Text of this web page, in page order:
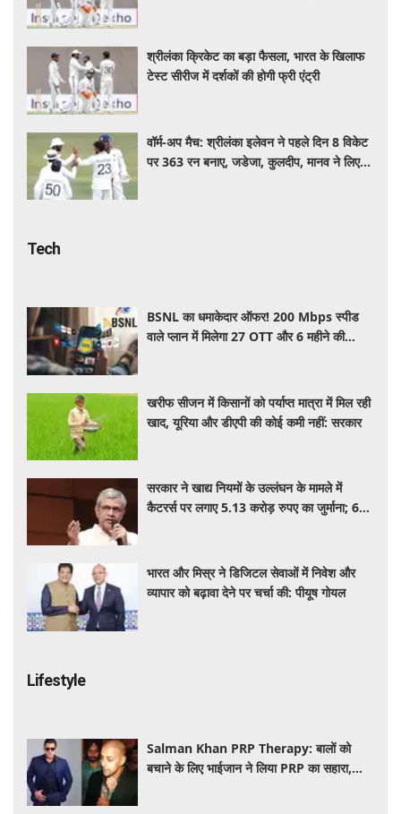
श्रीलंका क्रिकेट का बड़ा फैसला, भारत के खिलाफ
टेस्ट सीरीज में दर्शकों की होगी फ्री एंट्री
वॉर्म-अप मैच: श्रीलंका इलेवन ने पहले दिन 8 विकेट
पर 363 रन बनाए, जडेजा, कुलदीप, मानव ने लिए
Tech
BSNL का धमाकेदार ऑफर! 200 Mbps स्पीड
वाले प्लान में मिलेगा 27 OTT और 6 महीने की
खरीफ सीजन में किसानों को पर्याप्त मात्रा में मिल रही
खाद, यूरिया और डीएपी की कोई कमी नहीं: सरकार
सरकार ने खाद्य नियमों के उल्लंघन के मामले में
कैटरर्स पर लगाए 5.13 करोड़ रुपए का जुर्माना; 6
भारत और मिस्र ने डिजिटल सेवाओं में निवेश और
व्यापार को बढ़ावा देने पर चर्चा की: पीयूष गोयल
Lifestyle
Salman Khan PRP Therapy: बालों को
बचाने के लिए भाईजान ने लिया PRP का सहारा,